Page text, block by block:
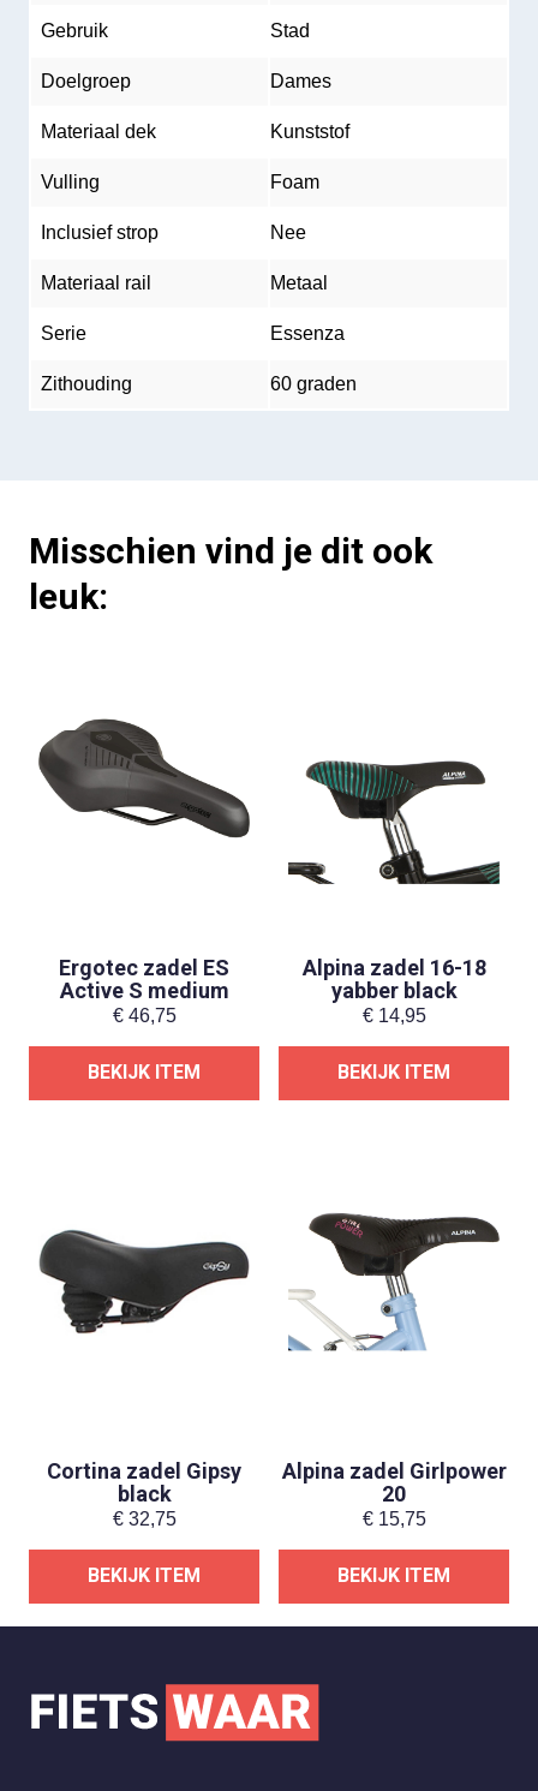
Gebruik Stad
Doelgroep Dames
Materiaal dek Kunststof
Vulling Foam
Inclusief strop Nee
Materiaal rail Metaal
Serie Essenza
Zithouding 60 graden
Misschien vind je dit ook
leuk:
Ergotec zadel ES
Active S medium
€46,75
BEKIJK ITEM
Alpina zadel 16-18
yabber black
€14,95
BEKIJK ITEM
Cortina zadel Gipsy
black
€32,75
BEKIJK ITEM
Alpina zadel Girlpower
20
€15,75
BEKIJK ITEM